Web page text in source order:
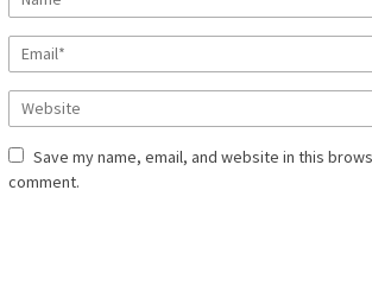
Save my name, email, and website in this
comment.